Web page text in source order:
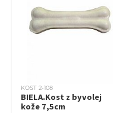
KOST 2-108
BIELA.Kost z byvolej
kože 7,5cm